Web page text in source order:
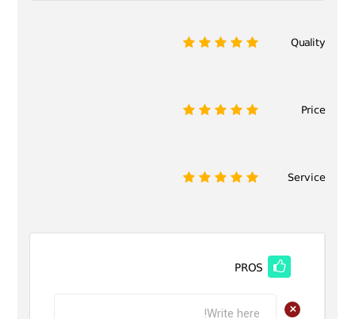
Quality
5
4
3
2
Price
5
4
3
2
Service
5
4
3
2
PROS
+